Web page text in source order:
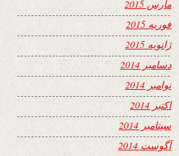
مارس 2015
فوریه 2015
ژانویه 2015
دسامبر 2014
نوامبر 2014
اکتبر 2014
سپتامبر 2014
آگوست 2014